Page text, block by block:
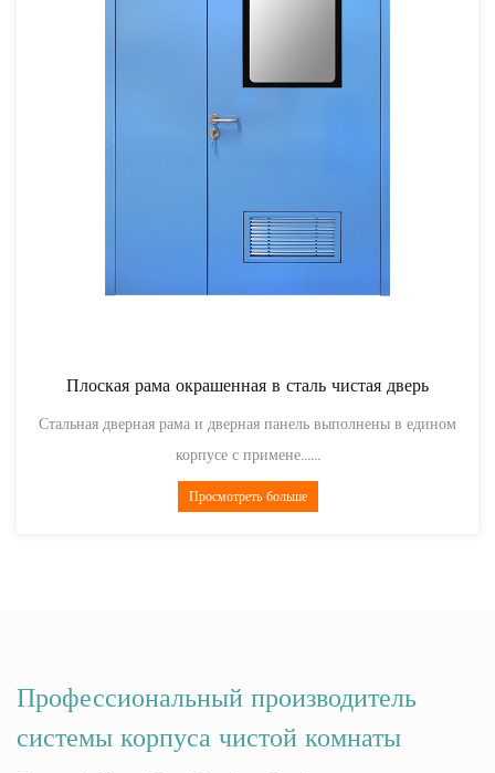
в сталь чистая дверь
панель выполнены в едином
Кольцевая рама
Стальная дверь рамного типа
Профессиональный производитель
системы корпуса чистой комнаты